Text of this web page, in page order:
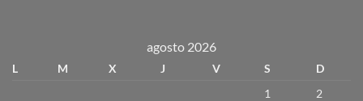
agosto 2026
L M X J V S
D
1
2